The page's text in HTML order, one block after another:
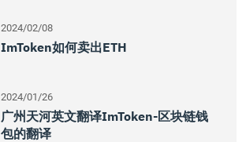
2024/02/08
ImToken如何卖出ETH
2024/01/26
广州天河英文翻译imToken-区块链钱
包的翻译